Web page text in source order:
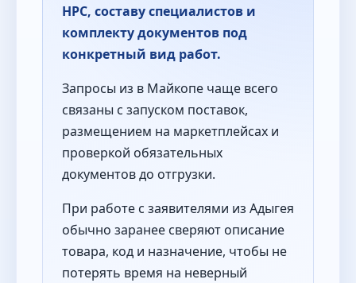
НРС, составу специалистов и
комплекту документов под
конкретный вид работ.
Запросы из в Майкопе чаще всего
связаны с запуском поставок,
размещением на маркетплейсах и
проверкой обязательных
документов до отгрузки.
При работе с заявителями из Адыгея
обычно заранее сверяют описание
товара, код и назначение, чтобы не
потерять время на неверный